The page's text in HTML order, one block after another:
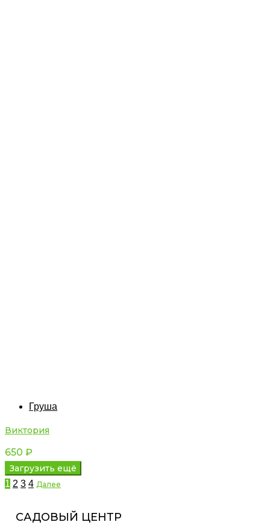
Груша
Виктория
650 ₽
Загрузить ещё
1 2 3 4 Далее
САДОВЫЙ ЦЕНТР